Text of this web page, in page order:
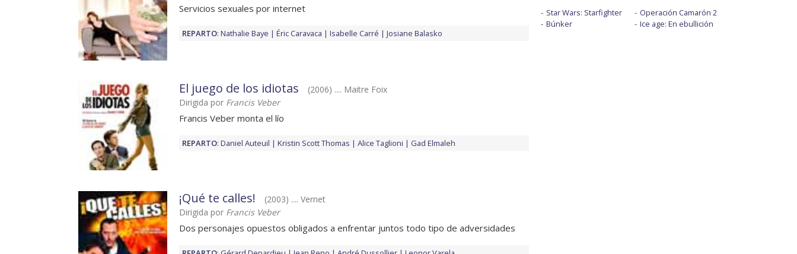
Servicios sexuales por internet
REPARTO: Nathalie Baye Éric Caravaca Isabelle Carré Josiane Balasko
El juego de los idiotas
(2006) .... Maitre Foix
Dirigida por Francis Veber
Francis Veber monta el lío
REPARTO: Daniel Auteuil Kristin Scott Thomas Alice Taglioni Gad Elmaleh
¡Qué te calles!
(2003) .... Vernet
Dirigida por Francis Veber
Dos personajes opuestos obligados a enfrentar juntos todo tipo de adversidades
Star Wars: Starfighter
Búnker
Operación Camarón 2
Ice age: En ebullición